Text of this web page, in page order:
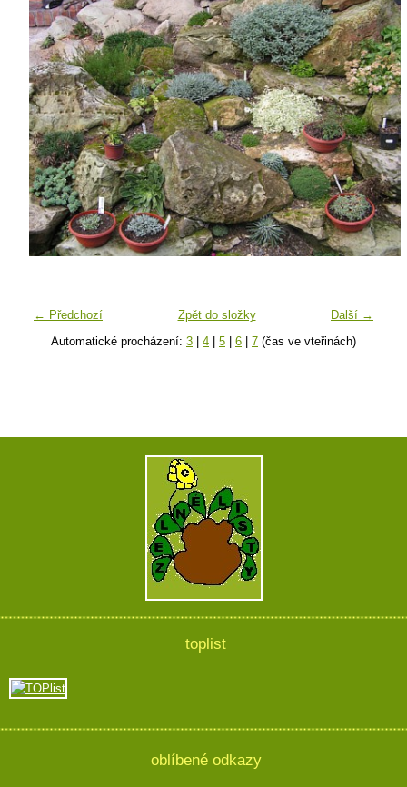
← Předchozí Další →
Zpět do složky
Automatické procházení: 3 | 4 | 5 | 6 | 7 (čas ve vteřinách)
toplist
oblíbené odkazy